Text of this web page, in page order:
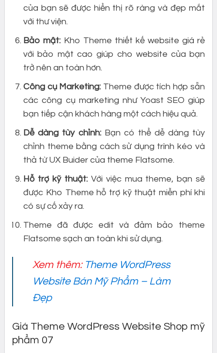
của bạn sẽ được hiển thị rõ ràng và đẹp mắt
với thư viện.
Bảo mật: Kho Theme thiết kế website giá rẻ
với bảo mật cao giúp cho website của bạn
trở nên an toàn hơn.
Công cụ Marketing: Theme được tích hợp sẵn
các công cụ marketing như Yoast SEO giúp
bạn tiếp cận khách hàng một cách hiệu quả.
Dễ dàng tùy chỉnh:Bạn có thể dễ dàng tùy
chỉnh theme bằng cách sử dụng trình kéo và
thả từ UX Buider của theme Flatsome.
Hỗ trợ kỹ thuật:Với việc mua theme, bạn sẽ
được Kho Theme hỗ trợ kỹ thuật miễn phí khi
có sự cố xảy ra.
Theme đã được edit và đảm bảo theme
Flatsome sạch an toàn khi sử dụng.
Xem thêm: Theme WordPress
Website Bán Mỹ Phẩm – Làm
Đẹp
Giá Theme WordPress Website Shop mỹ
phẩm 07